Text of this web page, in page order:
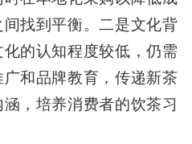
找到平衡。二是文化背
的认知程度较低，仍需
和品牌教育，传递新茶
，培养消费者的饮茶习